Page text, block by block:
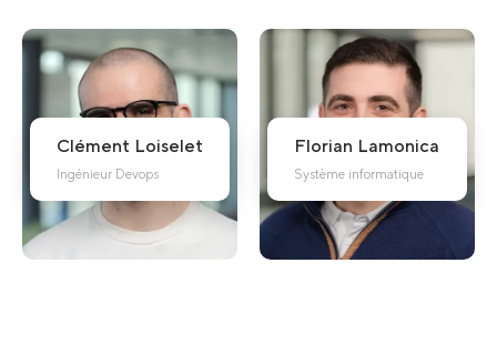
Clément Loiselet
Ingénieur Devops
Florian Lamonica
Système informatique